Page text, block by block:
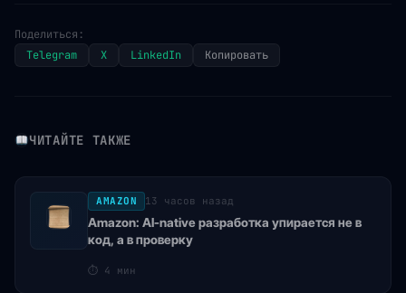
Поделиться:
Telegram
X LinkedIn Копировать
ЧИТАЙТЕ ТАКЖЕ
AMAZON 13 часов назад
Amazon: AI-native разработка упирается не в
код, а в проверку
⏱ 4 мин